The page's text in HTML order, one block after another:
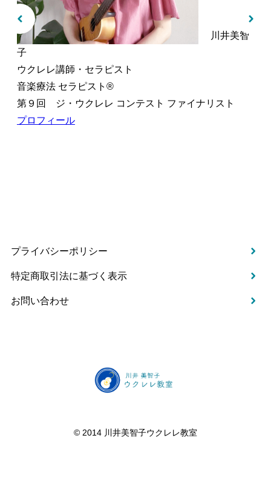
川井美智
子
ウクレレ講師・セラピスト
音楽療法 セラピスト®︎
第９回 ジ・ウクレレ コンテスト ファイナリスト
プロフィール
プライバシーポリシー
特定商取引法に基づく表示
お問い合わせ
©️ 2014 川井美智子ウクレレ教室